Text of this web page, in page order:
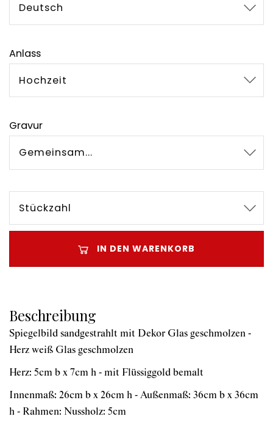
Deutsch
Anlass
Hochzeit
Gravur
Gemeinsam...
Stückzahl
IN DEN WARENKORB
Beschreibung
Spiegelbild sandgestrahlt mit Dekor Glas geschmolzen -
Herz weiß Glas geschmolzen
Herz: 5cm b x 7cm h - mit Flüssiggold bemalt
Innenmaß: 26cm b x 26cm h - Außenmaß: 36cm b x 36cm
h - Rahmen: Nussholz: 5cm